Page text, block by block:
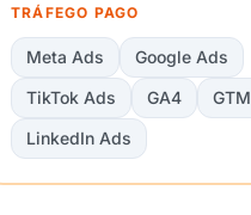
TRÁFEGO PAGO
Meta Ads
Google Ads
TikTok Ads
GA4
GTM
LinkedIn Ads